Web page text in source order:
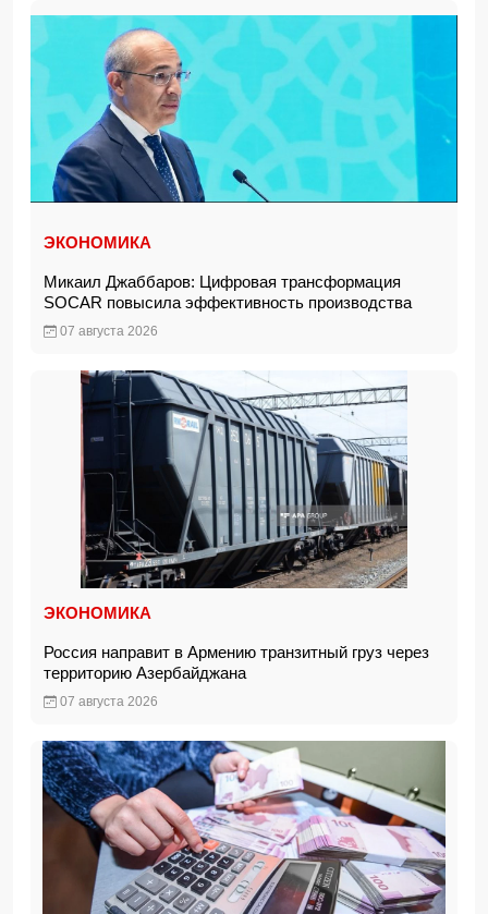
ЭКОНОМИКА
Микаил Джаббаров: Цифровая трансформация
SOCAR повысила эффективность производства
07 августа 2026
ЭКОНОМИКА
Россия направит в Армению транзитный груз через
территорию Азербайджана
07 августа 2026